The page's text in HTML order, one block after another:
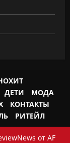
ДЕТИ
МОДА
КОНТАКТЫ
РИТЕЙЛ
от AF